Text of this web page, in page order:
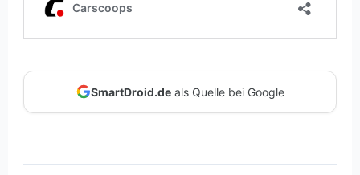
SmartDroid.deals Quelle bei Google